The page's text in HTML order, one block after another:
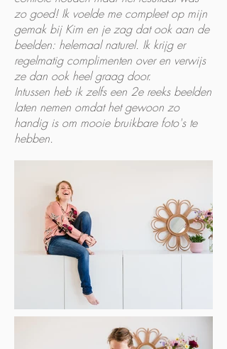
zo goed! Ik voelde me compleet op mijn
gemak bij Kim en je zag dat ook aan de
beelden: helemaal naturel. Ik krijg er
regelmatig complimenten over en verwijs
ze dan ook heel graag door.
Intussen heb ik zelfs een 2e reeks beelden
laten nemen omdat het gewoon zo
handig is om mooie bruikbare foto's te
hebben.